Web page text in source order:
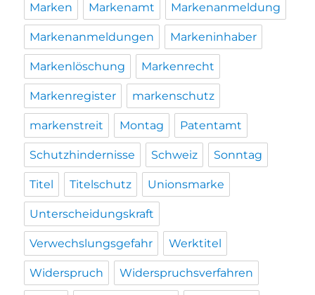
Marken Markenamt Markenanmeldung
Markenanmeldungen Markeninhaber
Markenlöschung Markenrecht
Markenregister markenschutz
markenstreit Montag Patentamt
Schutzhindernisse Schweiz Sonntag
Titel Titelschutz Unionsmarke
Unterscheidungskraft
Verwechslungsgefahr Werktitel
Widerspruch Widerspruchsverfahren